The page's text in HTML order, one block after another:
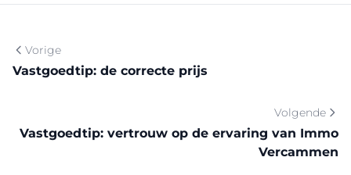
Vorige
Vastgoedtip: de correcte prijs
Volgende
Vastgoedtip: vertrouw op de ervaring van Immo
Vercammen